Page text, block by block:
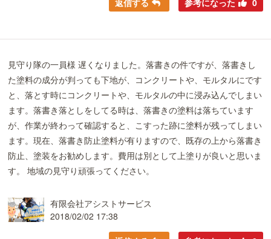
返信する 参考になった 0
見守り隊の一員様 遅くなりました。落書きの件ですが、落書きし
た塗料の成分が判っても下地が、コンクリートや、モルタルにです
と、落とす時にコンクリートや、モルタルの中に浸み込んでしまい
ます。落書き落としをしてる時は、落書きの塗料は落ちています
が、作業が終わって確認すると、こすった跡に塗料が残ってしまい
ます。現在、落書き防止塗料が有りますので、既存の上から落書き
防止、塗装をお勧めします。費用は別として上塗りが良いと思いま
す。 地域の見守り頑張ってください。
有限会社アシストサービス
2018/02/02 17:38